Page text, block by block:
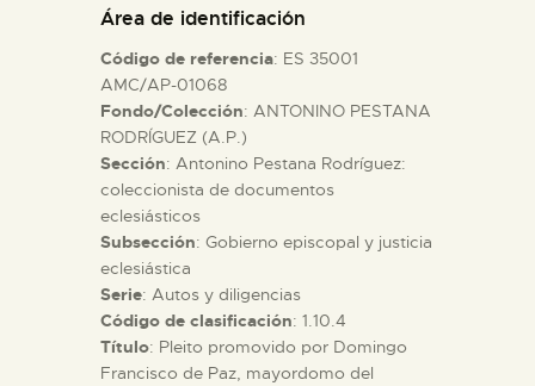
ACTIVIDADES
█
EL MUSEO
COLECCIONES
DIDÁCTICA
Área de identificación
Código de referencia: ES 35001
AMC/AP-01068
Fondo/Colección: ANTONINO PESTANA
RODRÍGUEZ (A.P.)
Sección: Antonino Pestana Rodríguez:
coleccionista de documentos
eclesiásticos
Subsección: Gobierno episcopal y justicia
eclesiástica
Serie: Autos y diligencias
Código de clasificación: 1.10.4
Título: Pleito promovido por Domingo
Francisco de Paz, mayordomo del